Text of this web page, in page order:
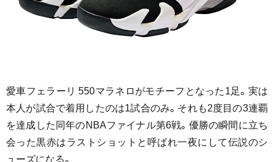
愛車フェラーリ 550マラネロがモチーフとなった1足。実は
本人が試合で着用したのは1試合のみ。それも2度目の3連覇
を達成した同年のNBAファイナル第6戦。優勝の瞬間に立ち
会った黒赤はラストショットと呼ばれ一夜にして伝説のシ
ューズになる。